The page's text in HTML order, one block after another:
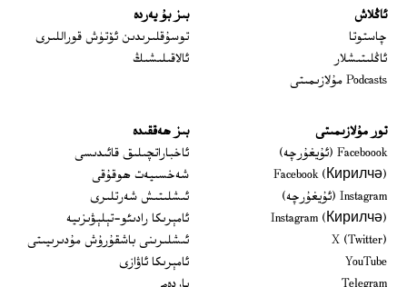
ئاڭلاش
چاستوتا
ئاڭلىتىشلار
Podcasts مۇلازىمىتى
بىز بۇ يەردە
توسۇقلىرىدىن ئۆتۈش قوراللىرى
ئالاقىلىشىڭ
تور مۇلازىمىتى
Faceboook (ئۇيغۇرچە)
Opens in new window
Facebook (Кирилчә)
Opens in new window
Instagram (ئۇيغۇرچە)
Opens in new window
Instagram (Кирилчә)
Opens in new window
X (Twitter)
YouTube
بىز ھەققىدە
ئاخباراتچىلىق قائىدىسى
شەخسىيەت ھوقۇقى
ئىشلىتىش شەرتلىرى
ئامېرىكا رادىئو-تېلېۋىزىيە
ئىشلىرىنى باشقۇرۇش مۇدىرىيىتى
ئامېرىكا ئاۋازى